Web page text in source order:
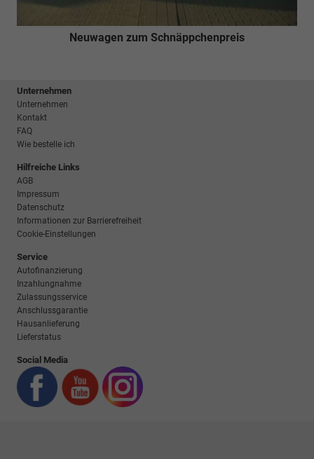
Neuwagen zum Schnäppchenpreis
Unternehmen
Unternehmen
Kontakt
FAQ
Wie bestelle ich
Hilfreiche Links
AGB
Impressum
Datenschutz
Informationen zur Barrierefreiheit
Cookie-Einstellungen
Service
Autofinanzierung
Inzahlungnahme
Zulassungsservice
Anschlussgarantie
Hausanlieferung
Lieferstatus
Social Media